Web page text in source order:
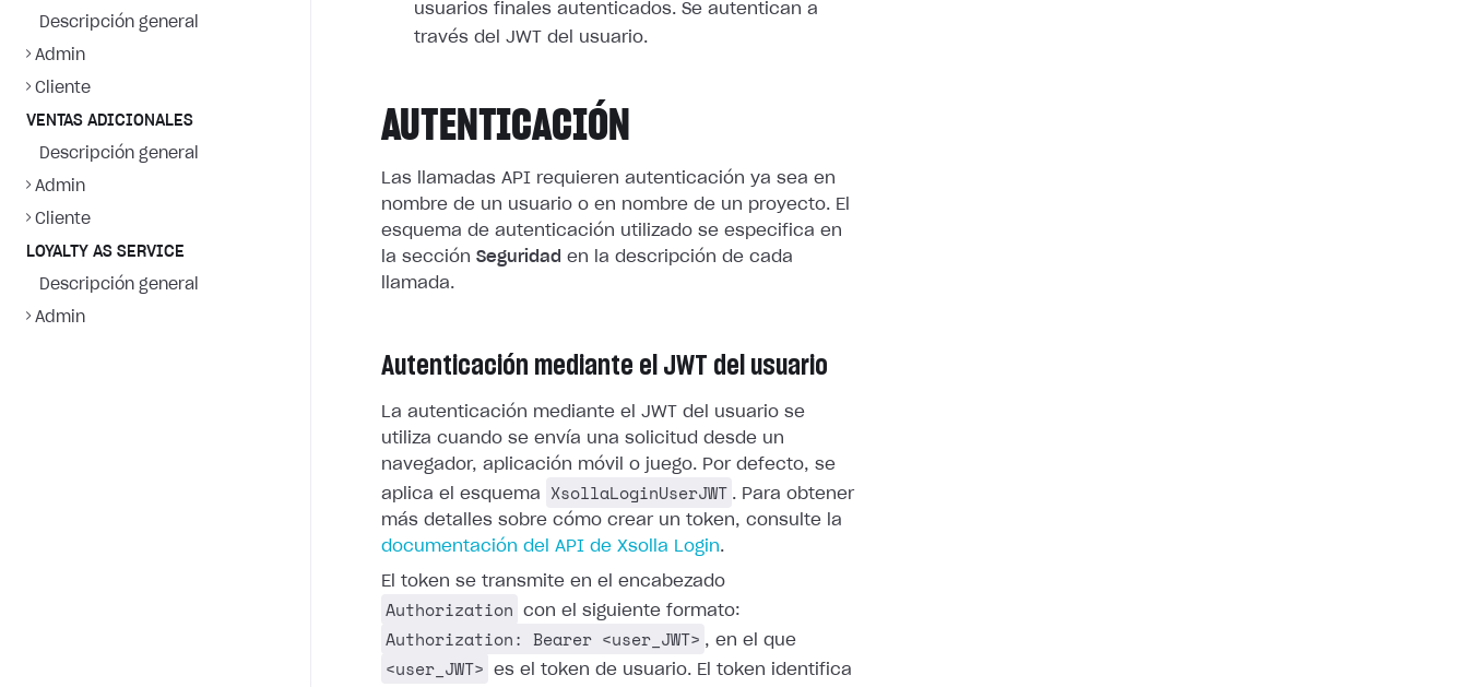
Descripción general
Admin
Cliente
VENTAS ADICIONALES
Descripción general
Admin
Cliente
LOYALTY AS SERVICE
Descripción general
Admin
usuarios finales autenticados. Se autentican a
través del JWT del usuario.
AUTENTICACIÓN
Las llamadas API requieren autenticación ya sea en
nombre de un usuario o en nombre de un proyecto. El
esquema de autenticación utilizado se especifica en
la sección Seguridad en la descripción de cada
llamada.
Autenticación mediante el JWT del usuario
La autenticación mediante el JWT del usuario se
utiliza cuando se envía una solicitud desde un
navegador, aplicación móvil o juego. Por defecto, se
aplica el esquema
XsollaLoginUserJWT . Para obtener
más detalles sobre cómo crear un token, consulte la
documentación del API de Xsolla Login.
El token se transmite en el encabezado
Authorization con el siguiente formato:
Authorization: Bearer <user_JWT> , en el que
<user_JWT>
es el token de usuario. El token identifica